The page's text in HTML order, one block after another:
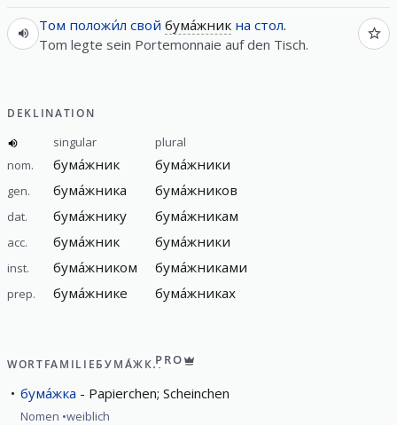
Том положи́л свой бума́жник на стол.
Tom legte sein Portemonnaie auf den Tisch.
DEKLINATION
singular
plural
nom.
бума́жник бума́жники
gen. бума́жника бума́жников
dat. бума́жнику бума́жникам
acc. бума́жник бума́жники
inst. бума́жником бума́жниками
prep. бума́жнике бума́жниках
WORTFAMILIEБУМА́ЖКАPRO
бума́жка Papierchen; Scheinchen
Nomen weiblich